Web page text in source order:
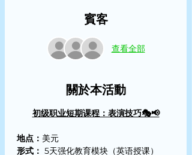
賓客
查看全部
關於本活動
初级职业短期课程：表演技巧🎭📢
地点： 美元
形式： 5天强化教育模块（英语授课）